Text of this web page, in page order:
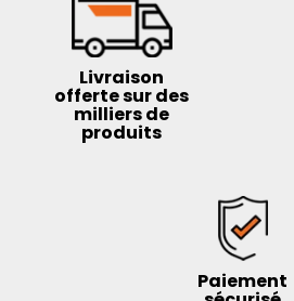
Livraison
offerte sur des
milliers de
produits
Paiement